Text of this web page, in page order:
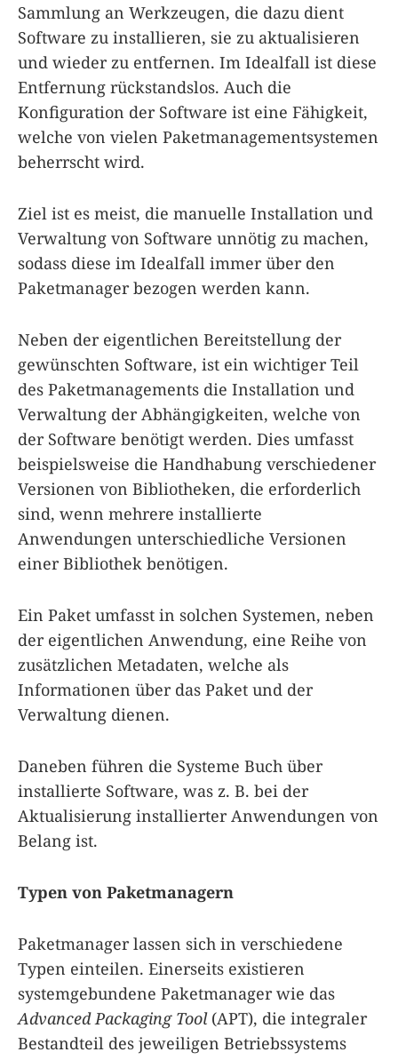
Sammlung an Werkzeugen, die dazu dient
Software zu installieren, sie zu aktualisieren
und wieder zu entfernen. Im Idealfall ist diese
Entfernung rückstandslos. Auch die
Konfiguration der Software ist eine Fähigkeit,
welche von vielen Paketmanagementsystemen
beherrscht wird.
Ziel ist es meist, die manuelle Installation und
Verwaltung von Software unnötig zu machen,
sodass diese im Idealfall immer über den
Paketmanager bezogen werden kann.
Neben der eigentlichen Bereitstellung der
gewünschten Software, ist ein wichtiger Teil
des Paketmanagements die Installation und
Verwaltung der Abhängigkeiten, welche von
der Software benötigt werden. Dies umfasst
beispielsweise die Handhabung verschiedener
Versionen von Bibliotheken, die erforderlich
sind, wenn mehrere installierte
Anwendungen unterschiedliche Versionen
einer Bibliothek benötigen.
Ein Paket umfasst in solchen Systemen, neben
der eigentlichen Anwendung, eine Reihe von
zusätzlichen Metadaten, welche als
Informationen über das Paket und der
Verwaltung dienen.
Daneben führen die Systeme Buch über
installierte Software, was z. B. bei der
Aktualisierung installierter Anwendungen von
Belang ist.
Typen von Paketmanagern
Paketmanager lassen sich in verschiedene
Typen einteilen. Einerseits existieren
systemgebundene Paketmanager wie das
Advanced Packaging Tool(APT), die integraler
Bestandteil des jeweiligen Betriebssystems